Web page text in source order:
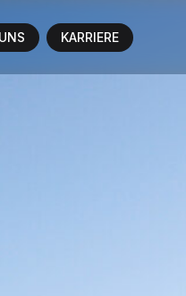
KARRIERE